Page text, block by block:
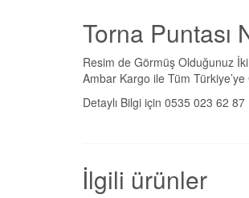
Torna Puntası
Resim de Görmüş Olduğunuz
Ambar Kargo ile Tüm Türkiye’ye
Detaylı Bilgi için 0535 023 62 87
İlgili ürünler